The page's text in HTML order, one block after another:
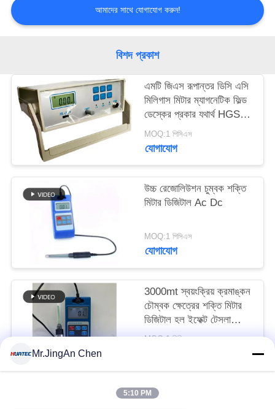
আবেদন
ম্যাপ
PRIVACY
POLICY
আমাদের সাথে যোগাযোগ করুন!
বিশদ প্রকাশ
এমটি জিএস রূপান্তর ডিসি এসি
মিলিগাস মিটার ম্যাগনেটিক ফিল্ড
ডেস্কের প্রকার যথার্থ HGS-
20C
MOQ:1 পিসিএস
যোগাযোগ
উচ্চ রেজোলিউশন চুম্বক শক্তি
মিটার ডিজিটাল Ac Dc
MOQ:1 পিসিএস
যোগাযোগ
3000mt স্বয়ংক্রিয় ক্রমাঙ্কন
চৌম্বক ক্ষেত্রের শক্তি মিটার
ডিজিটাল হল ইফেক্ট টেসলা
ম্যাগনেটোমিটার Hgs-106
MOQ:1 পিসিএস
Mr.JingAn Chen
5:10 PM